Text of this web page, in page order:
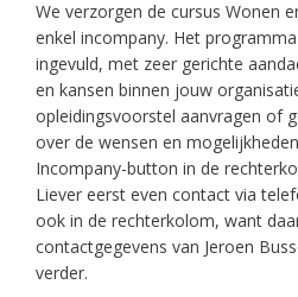
We verzorgen de cursus Wonen
enkel incompany. Het
ingevuld, met zeer gerichte
en kansen binnen jouw
opleidingsvoorstel aanvragen of
over de wensen en
Incompany-button in de
Liever eerst even contact via
ook in de rechterkolom, want
contactgegevens van Jeroen
verder.